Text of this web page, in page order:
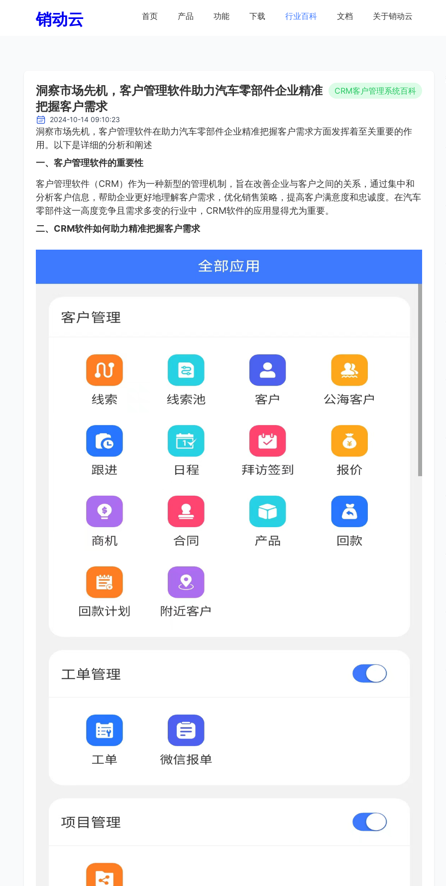
销动云 首页 产品 功能 下载 行业百科 文档 关于销动云
洞察市场先机，客户管理软件助力汽车零部件企业精准
把握客户需求
CRM客户管理系统百科
2024-10-14 09:10:23
洞察市场先机，客户管理软件在助力汽车零部件企业精准把握客户需求方面发挥着至关重要的作
用。以下是详细的分析和阐述
一、客户管理软件的重要性
客户管理软件（CRM）作为一种新型的管理机制，旨在改善企业与客户之间的关系，通过集中和
分析客户信息，帮助企业更好地理解客户需求，优化销售策略，提高客户满意度和忠诚度。在汽车
零部件这一高度竞争且需求多变的行业中，CRM软件的应用显得尤为重要。
二、CRM软件如何助力精准把握客户需求